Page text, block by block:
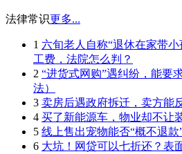
法律常识更多...
1 六旬老人自称“退休在家带
工费，法院怎么判？
2 “进货式网购”遇纠纷，能要
法）
3 卖房后遇政府拆迁，卖方能
4 买了新能源车，物业却不让
5 线上售出宠物能否“概不退款
6 大坑！网贷可以七折还？表